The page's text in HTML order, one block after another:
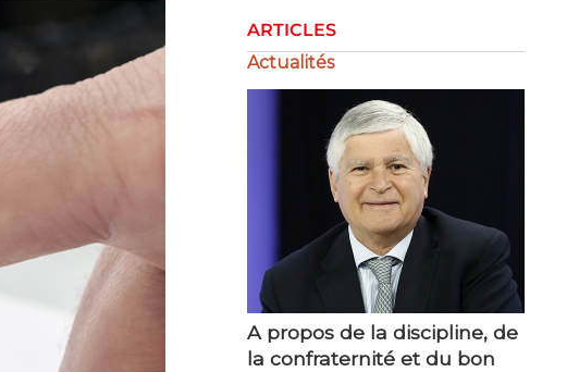
ARTICLES
Actualités
A propos de la discipline, de
la confraternité et du bon
La gestion de la crise